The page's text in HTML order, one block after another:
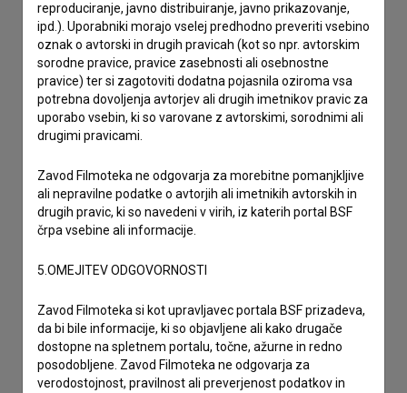
Stik z uredništvom
Spoštovani, s pomočjo spodnjega obrazca lahko stopite v
stik z uredništvom Baze slovenskih filmov. Veseli bomo vaših
odzivov.
prijavljam napako
želim dodati podatke
drugo
reproduciranje, javno distribuiranje, javno prikazovanje,
ipd.). Uporabniki morajo vselej predhodno preveriti vsebino
oznak o avtorski in drugih pravicah (kot so npr. avtorskim
sorodne pravice, pravice zasebnosti ali osebnostne
pravice) ter si zagotoviti dodatna pojasnila oziroma vsa
potrebna dovoljenja avtorjev ali drugih imetnikov pravic za
uporabo vsebin, ki so varovane z avtorskimi, sorodnimi ali
drugimi pravicami.
Zavod Filmoteka ne odgovarja za morebitne pomanjkljive
ali nepravilne podatke o avtorjih ali imetnikih avtorskih in
drugih pravic, ki so navedeni v virih, iz katerih portal BSF
črpa vsebine ali informacije.
5.OMEJITEV ODGOVORNOSTI
Zavod Filmoteka si kot upravljavec portala BSF prizadeva,
da bi bile informacije, ki so objavljene ali kako drugače
dostopne na spletnem portalu, točne, ažurne in redno
posodobljene. Zavod Filmoteka ne odgovarja za
verodostojnost, pravilnost ali preverjenost podatkov in